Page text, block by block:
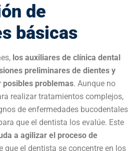
de
básicas
los auxiliares de clínica dental
preliminares de dientes y
posibles problemas. Aunque no
realizar tratamientos complejos,
de enfermedades bucodentales
que el dentista los evalúe. Este
a agilizar el proceso de
que el dentista se concentre en los